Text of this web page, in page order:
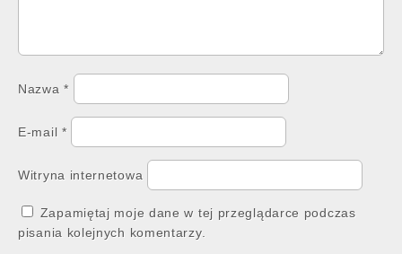
Nazwa*
E-mail *
Witryna internetowa
Zapamiętaj moje dane w tej przeglądarce podczas
pisania kolejnych komentarzy.